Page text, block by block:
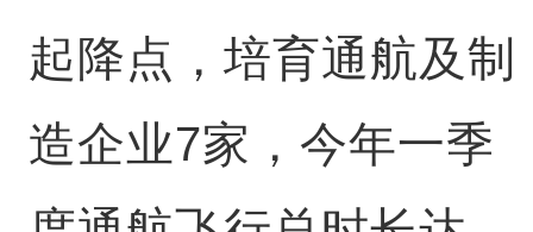
起降点，培育通航及制
造企业7家，今年一季